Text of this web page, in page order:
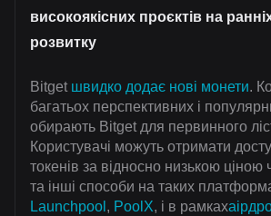
високоякісних проєктів на
розвитку
Bitget швидко додає нові монети.
багатьох перспективних і
обирають Bitget для первинного
Користувачі можуть отримати
токенів за відносно низькою ціною
та інші способи на таких
Launchpool , PoolX, і в рамках